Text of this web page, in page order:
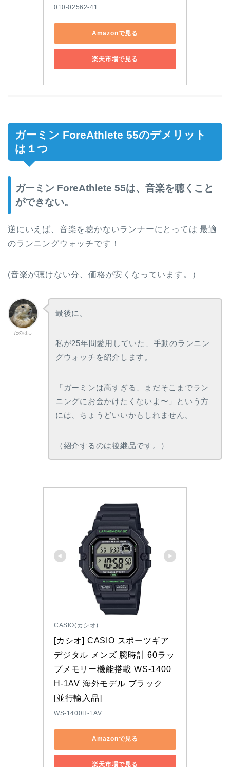
010-02562-41
Amazonで見る
楽天市場で見る
ガーミン ForeAthlete 55のデメリット
は１つ
ガーミン ForeAthlete 55は、音楽を聴くこと
ができない。
逆にいえば、音楽を聴かないランナーにとっては 最適
のランニングウォッチです！
(音楽が聴けない分、価格が安くなっています。）
たのはし
最後に。
私が25年間愛用していた、手動のランニン
グウォッチを紹介します。
「ガーミンは高すぎる、まだそこまでラン
ニングにお金かけたくないよ〜」という方
には、ちょうどいいかもしれません。
（紹介するのは後継品です。）
CASIO(カシオ)
[カシオ] CASIO スポーツギア
デジタル メンズ 腕時計 60ラッ
プメモリー機能搭載 WS-1400
H-1AV 海外モデル ブラック
[並行輸入品]
WS-1400H-1AV
Amazonで見る
楽天市場で見る